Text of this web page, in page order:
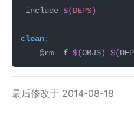
-include $(DEPS)
clean:
	@rm -f
$(OBJS) $(
最后修改于 2014-08-18